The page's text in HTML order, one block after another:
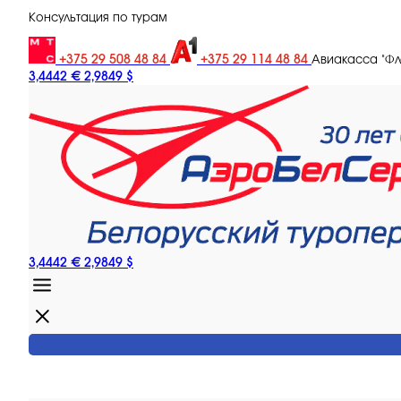
Консультация по турам
+375 29 508 48 84 +375 29 114 48 84 Авиакасса
3,4442 € 2,9849 $
3,4442 € 2,9849 $